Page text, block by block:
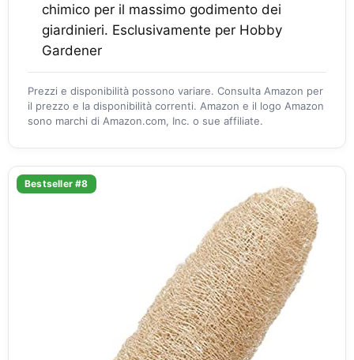
chimico per il massimo godimento dei
giardinieri. Esclusivamente per Hobby
Gardener
Prezzi e disponibilità possono variare. Consulta Amazon per
il prezzo e la disponibilità correnti. Amazon e il logo Amazon
sono marchi di Amazon.com, Inc. o sue affiliate.
Bestseller #8